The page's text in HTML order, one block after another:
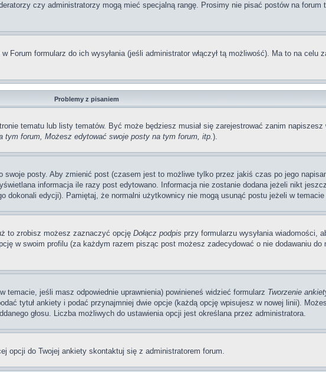
czy administratorzy mogą mieć specjalną rangę. Prosimy nie pisać postów na
formularz do ich wysyłania (jeśli administrator włączył tą możliwość). Ma to na celu
Problemy z pisaniem
tematu lub listy tematów. Być może będziesz musiał się zarejestrować zanim
tym forum, Możesz edytować swoje posty na tym forum, itp.).
posty. Aby zmienić post (czasem jest to możliwe tylko przez jakiś czas po jego
informacja ile razy post edytowano. Informacja nie zostanie dodana jeżeli nikt
dokonali edycji). Pamiętaj, że normalni użytkownicy nie mogą usunąć postu jeżeli w temacie
to zrobisz możesz zaznaczyć opcję Dołącz podpis przy formularzu wysyłania wiadomości,
w swoim profilu (za każdym razem pisząc post możesz zadecydować o nie dodawaniu do
jeśli masz odpowiednie uprawnienia) powinieneś widzieć formularz Tworzenie
tytuł ankiety i podać przynajmniej dwie opcje (każdą opcję wpisujesz w nowej linii).
głosu. Liczba możliwych do ustawienia opcji jest określana przez administratora.
opcji do Twojej ankiety skontaktuj się z administratorem forum.